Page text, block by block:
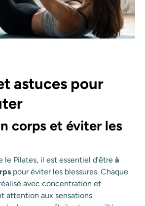
astuces pour
corps et éviter les
le Pilates, il est essentiel d’être à
pour éviter les blessures. Chaque
avec concentration et
attention aux sensations